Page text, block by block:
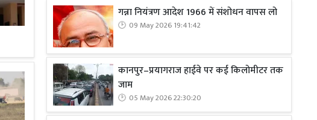
गन्ना नियंत्रण आदेश 1966 में संशोधन वापस लो
09 May 2026 19:41:42
कानपुर–प्रयागराज हाईवे पर कई किलोमीटर तक
जाम
05 May 2026 22:30:20